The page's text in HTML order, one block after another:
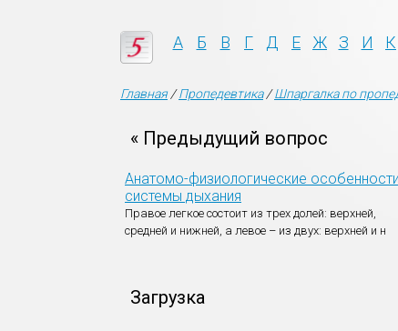
А Б В Г Д Е Ж З И К
Главная/Пропедевтика/Шпаргалка по
« Предыдущий вопрос
Анатомо-физиологические особенности
системы дыхания
Правое легкое состоит из трех долей: верхней,
средней и нижней, а левое – из двух: верхней и н
Загрузка